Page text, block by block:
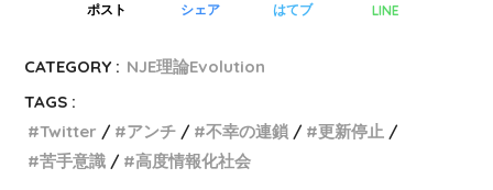
ポスト シェア はてブ LINE
CATEGORY : NJE理論Evolution
TAGS :
Twitter
アンチ 不幸の連鎖
更新停止
苦手意識
高度情報化社会